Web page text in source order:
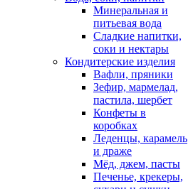
Минеральная и
питьевая вода
Сладкие напитки,
соки и нектары
Кондитерские изделия
Вафли, пряники
Зефир, мармелад,
пастила, шербет
Конфеты в
коробках
Леденцы, карамель
и драже
Мёд, джем, пасты
Печенье, крекеры,